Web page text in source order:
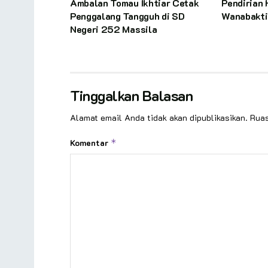
Ambalan Tomau Ikhtiar Cetak
Penggalang Tangguh di SD
Negeri 252 Massila
Pendirian
Tinggalkan Balasan
Alamat email Anda tidak akan dipublikasikan.
Komentar *